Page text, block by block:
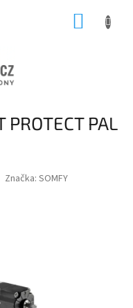
PAL
Značka: SOMFY